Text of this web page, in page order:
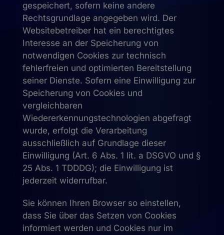
gespeichert, sofern keine andere
Rechtsgrundlage angegeben wird. Der
Websitebetreiber hat ein berechtigtes
Interesse an der Speicherung von
notwendigen Cookies zur technisch
fehlerfreien und optimierten Bereitstellung
seiner Dienste. Sofern eine Einwilligung zur
Speicherung von Cookies und
vergleichbaren
Wiedererkennungstechnologien abgefragt
wurde, erfolgt die Verarbeitung
ausschließlich auf Grundlage dieser
Einwilligung (Art. 6 Abs. 1 lit. a DSGVO und §
25 Abs. 1 TDDDG); die Einwilligung ist
jederzeit widerrufbar.
Sie können Ihren Browser so einstellen,
dass Sie über das Setzen von Cookies
informiert werden und Cookies nur im